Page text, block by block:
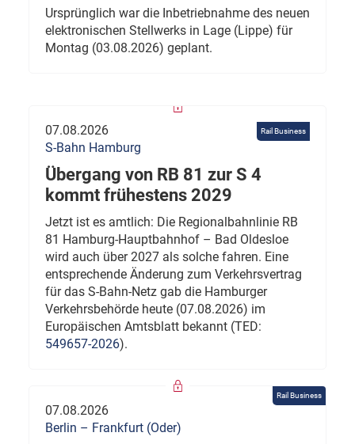
Ursprünglich war die Inbetriebnahme des neuen
elektronischen Stellwerks in Lage (Lippe) für
Montag (03.08.2026) geplant.
Rail Business
07.08.2026
S-Bahn Hamburg
Übergang von RB 81 zur S 4
kommt frühestens 2029
Jetzt ist es amtlich: Die Regionalbahnlinie RB
81 Hamburg-Hauptbahnhof – Bad Oldesloe
wird auch über 2027 als solche fahren. Eine
entsprechende Änderung zum Verkehrsvertrag
für das S-Bahn-Netz gab die Hamburger
Verkehrsbehörde heute (07.08.2026) im
Europäischen Amtsblatt bekannt (TED:
549657-2026).
Rail Business
07.08.2026
Berlin – Frankfurt (Oder)